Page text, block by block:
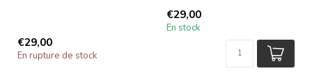
€29,00
En rupture de stock
€29,00
En stock